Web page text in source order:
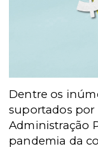
Dentre os
suportados por
Administração
pandemia da